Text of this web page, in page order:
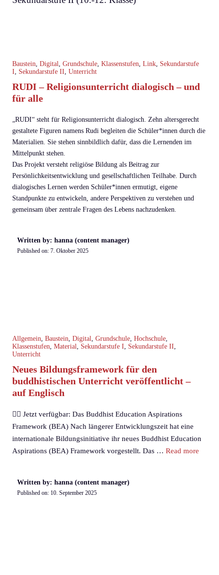
Baustein, Digital, Grundschule, Klassenstufen, Link, Sekundarstufe
I, Sekundarstufe II, Unterricht
RUDI – Religionsunterricht dialogisch – und
für alle
„RUDI“ steht für Religionsunterricht dialogisch. Zehn altersgerecht
gestaltete Figuren namens Rudi begleiten die Schüler*innen durch die
Materialien. Sie stehen sinnbildlich dafür, dass die Lernenden im
Mittelpunkt stehen.
Das Projekt versteht religiöse Bildung als Beitrag zur
Persönlichkeitsentwicklung und gesellschaftlichen Teilhabe. Durch
dialogisches Lernen werden Schüler*innen ermutigt, eigene
Standpunkte zu entwickeln, andere Perspektiven zu verstehen und
gemeinsam über zentrale Fragen des Lebens nachzudenken.
Written by: hanna (content manager)
Published on: 7. Oktober 2025
Allgemein, Baustein, Digital, Grundschule, Hochschule,
Klassenstufen, Material, Sekundarstufe I, Sekundarstufe II,
Unterricht
Neues Bildungsframework für den
buddhistischen Unterricht veröffentlicht –
auf Englisch
🧘‍♀️ Jetzt verfügbar: Das Buddhist Education Aspirations
Framework (BEA) Nach längerer Entwicklungszeit hat eine
internationale Bildungsinitiative ihr neues Buddhist Education
Aspirations (BEA) Framework vorgestellt. Das … Read more
Written by: hanna (content manager)
Published on: 10. September 2025